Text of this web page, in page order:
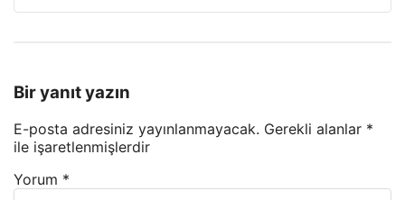
Bir yanıt yazın
E-posta adresiniz yayınlanmayacak. Gerekli alanlar *
ile işaretlenmişlerdir
Yorum *